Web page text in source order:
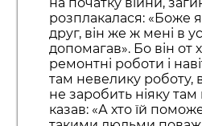
розплакалася: «Боже
друг, він же ж мені в
допомагав». Бо він от
ремонтні роботи і
там невелику роботу,
не заробить ніяку там
казав: «А хто їй